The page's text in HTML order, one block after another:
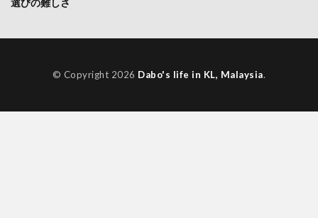
選びの難しさ
© Copyright 2026 Dabo's life in KL, Malaysia.